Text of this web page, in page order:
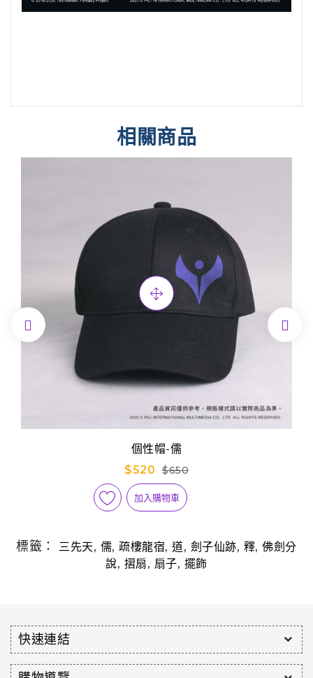
相關商品
個性帽-儒
$520
$650
加入購物車
 
標籤： 三先天, 儒,疏樓龍宿,道, 劍子仙跡, 釋,佛劍分
說, 摺扇, 扇子, 擺飾
快速連結